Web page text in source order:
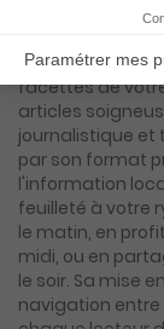
croisent faits
cinéma,
Chaque
facettes de
articles
journalistique et
par son format
l'information
feuilleté à votre
le matin, en
midi, ou en
le soir. Sa mise
navigation